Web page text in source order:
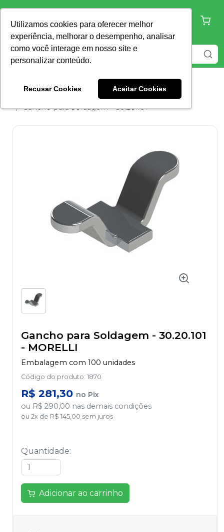
Utilizamos cookies para oferecer melhor
experiência, melhorar o desempenho, analisar
como você interage em nosso site e
personalizar conteúdo.
Recusar Cookies Aceitar Cookies
Ganchos
Gancho para Soldagem - 30.20.101
Gancho para Soldagem - 30.20.101
- MORELLI
Embalagem com 100 unidades
Código do produto: 1870
R$ 281,30 no Pix
ou R$ 290,00 nas demais condições
ou 2x de R$ 145,00 sem juros
Quantidade:
Adicionar ao carrinho